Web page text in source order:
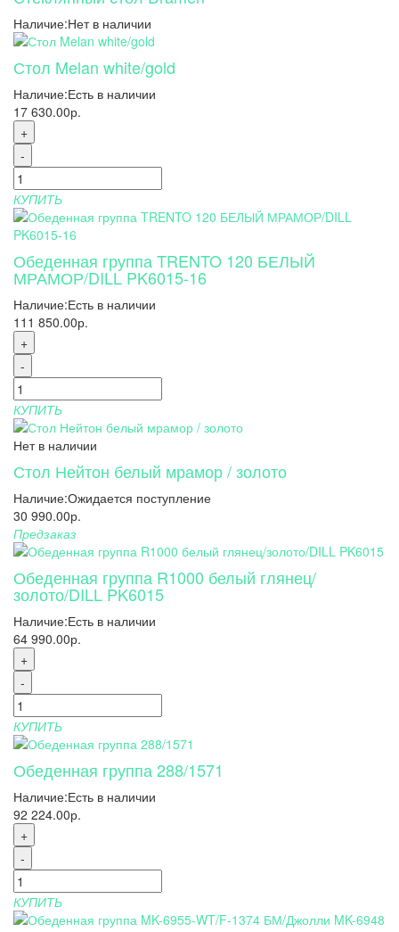
Наличие:Нет в наличии
Стол Melan white/gold
Наличие:Есть в наличии
17 630.00р.
+
-
КУПИТЬ
Обеденная группа TRENTO 120 БЕЛЫЙ
МРАМОР/DILL PK6015-16
Наличие:Есть в наличии
111 850.00р.
+
-
КУПИТЬ
Нет в наличии
Стол Нейтон белый мрамор / золото
Наличие:Ожидается поступление
30 990.00р.
Предзаказ
Обеденная группа R1000 белый глянец/
золото/DILL PK6015
Наличие:Есть в наличии
64 990.00р.
+
-
КУПИТЬ
Обеденная группа 288/1571
Наличие:Есть в наличии
92 224.00р.
+
-
КУПИТЬ